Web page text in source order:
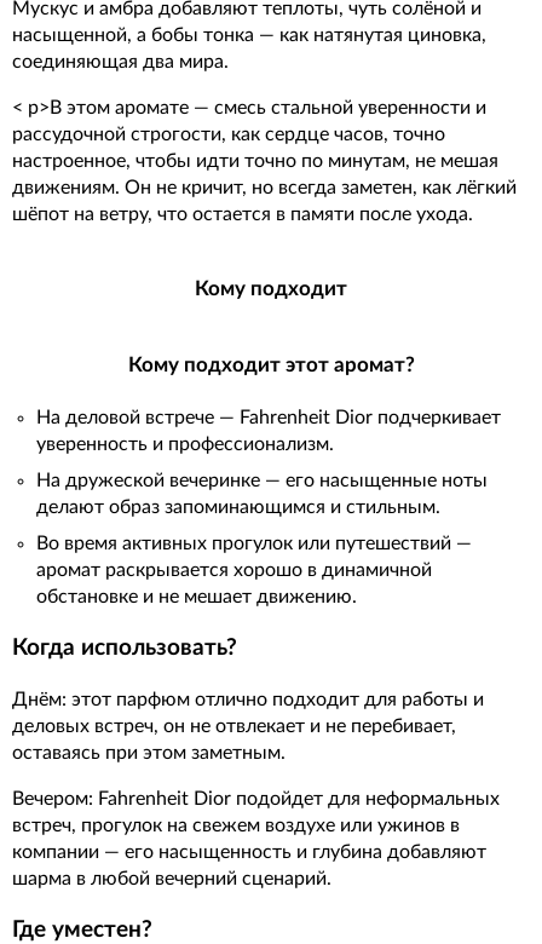
Мускус и амбра добавляют теплоты, чуть солёной и
насыщенной, а бобы тонка — как натянутая циновка,
соединяющая два мира.
< p>В этом аромате — смесь стальной уверенности и
рассудочной строгости, как сердце часов, точно
настроенное, чтобы идти точно по минутам, не мешая
движениям. Он не кричит, но всегда заметен, как лёгкий
шёпот на ветру, что остается в памяти после ухода.
Кому подходит
Кому подходит этот аромат?
На деловой встрече — Fahrenheit Dior подчеркивает
уверенность и профессионализм.
На дружеской вечеринке — его насыщенные ноты
делают образ запоминающимся и стильным.
Во время активных прогулок или путешествий —
аромат раскрывается хорошо в динамичной
обстановке и не мешает движению.
Когда использовать?
Днём: этот парфюм отлично подходит для работы и
деловых встреч, он не отвлекает и не перебивает,
оставаясь при этом заметным.
Вечером: Fahrenheit Dior подойдет для неформальных
встреч, прогулок на свежем воздухе или ужинов в
компании — его насыщенность и глубина добавляют
шарма в любой вечерний сценарий.
Где уместен?